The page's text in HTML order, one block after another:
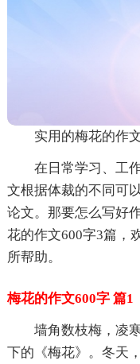
实用的梅花的作
在日常学习、工
文根据体裁的不同可
论文。那要怎么写好
花的作文600字3篇，
所帮助。
梅花的作文600字 篇1
墙角数枝梅，凌
下的《梅花》。冬天